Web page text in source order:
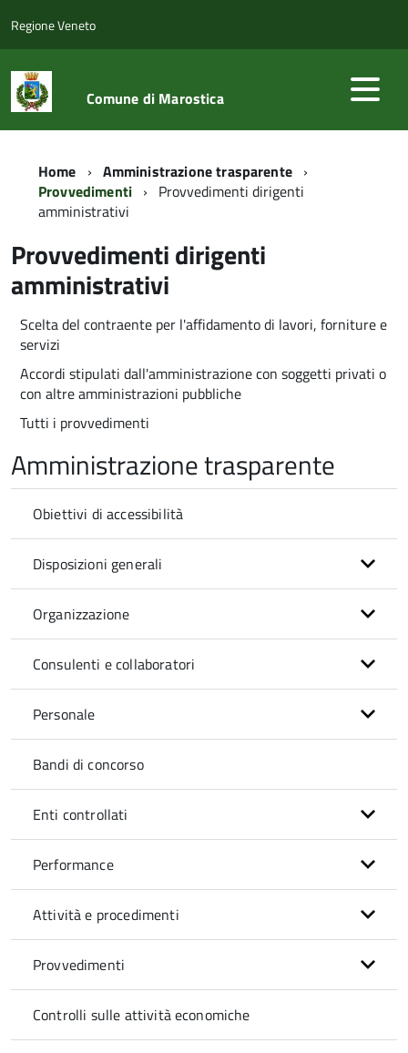
Regione Veneto
Comune di Marostica
Home
Amministrazione trasparente
Provvedimenti
Provvedimenti dirigenti
amministrativi
Provvedimenti dirigenti
amministrativi
Scelta del contraente per l'affidamento di lavori, forniture e
servizi
Accordi stipulati dall'amministrazione con soggetti privati o
con altre amministrazioni pubbliche
Tutti i provvedimenti
Amministrazione trasparente
Obiettivi di accessibilità
Disposizioni generali
Organizzazione
Consulenti e collaboratori
Personale
Bandi di concorso
Enti controllati
Performance
Attività e procedimenti
Provvedimenti
Controlli sulle attività economiche